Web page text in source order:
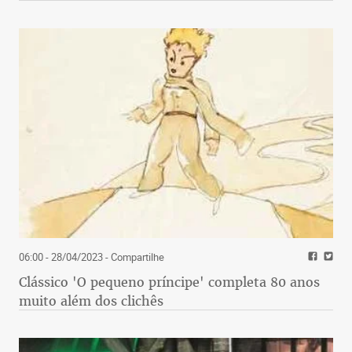
06:00 - 28/04/2023- Compartilhe
Clássico 'O pequeno príncipe' completa 80 anos
muito além dos clichês